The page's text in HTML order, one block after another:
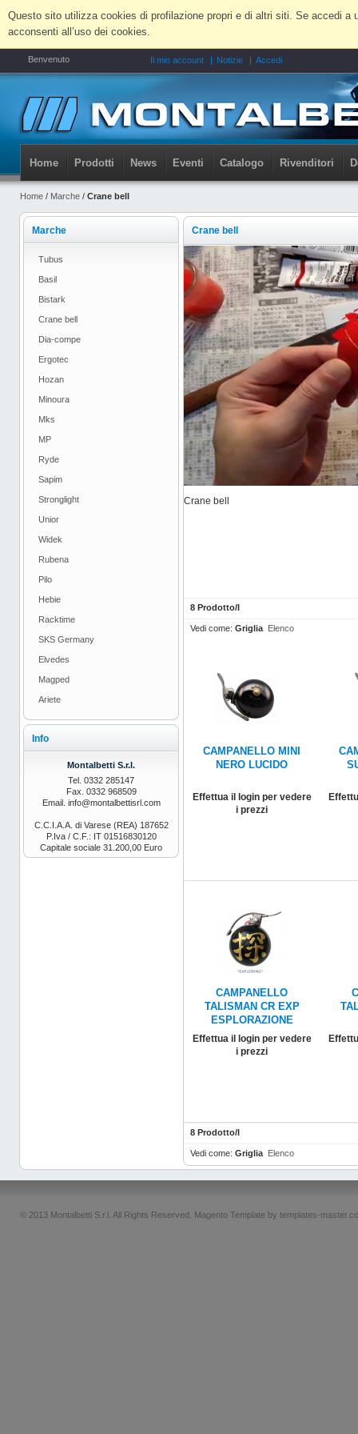
Questo sito utilizza cookies di profilazione propri e di altri siti. Se accedi a
acconsenti all’uso dei cookies.
Benvenuto Il mio account Notizie Accedi
Home Prodotti News Eventi Catalogo Rivenditori
Home / Marche / Crane bell
Crane bell
Crane bell
8 Prodotto/I
Vedi come: Griglia Elenco
CAMPANELLO MINI
NERO LUCIDO
Effettua il login per vedere
i prezzi
CAMPANELLO
TALISMAN CR EXP
ESPLORAZIONE
Effettua il login per vedere
i prezzi
8 Prodotto/I
Vedi come: Griglia Elenco
Marche
Tubus
Basil
Bistark
Crane bell
Dia-compe
Ergotec
Hozan
Minoura
Mks
MP
Ryde
Sapim
Stronglight
Unior
Widek
Rubena
Pilo
Hebie
Racktime
SKS Germany
Elvedes
Magped
Ariete
Info
Montalbetti S.r.l.
Tel. 0332 285147
Fax. 0332 968509
Email. info@montalbettisrl.com
C.C.I.A.A. di Varese (REA) 187652
P.Iva / C.F.: IT 01516830120
Capitale sociale 31.200,00 Euro
© 2013 Montalbetti S.r.l. All Rights Reserved. Magento Template by templates-